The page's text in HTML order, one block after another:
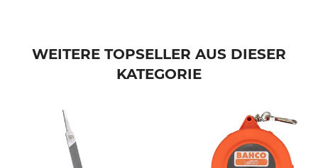
WEITERE TOPSELLER AUS DIESER
KATEGORIE